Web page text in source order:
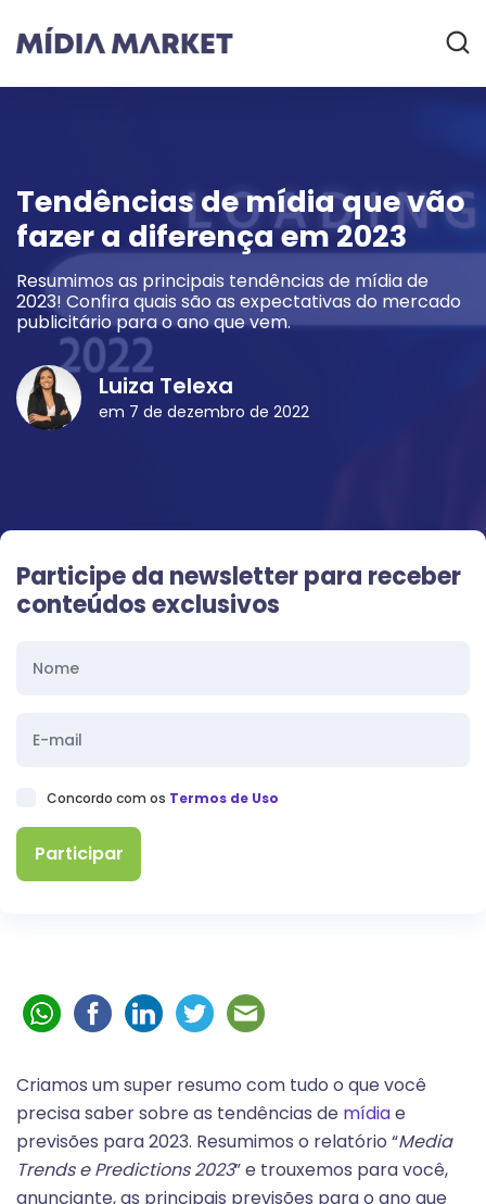
Tendências de mídia que vão
fazer a diferença em 2023
Resumimos as principais tendências de mídia de
2023! Confira quais são as expectativas do mercado
publicitário para o ano que vem.
Luiza Telexa
em 7 de dezembro de 2022
Participe da newsletter para receber
conteúdos exclusivos
Concordo com os Termos de Uso
Criamos um super resumo com tudo o que você
precisa saber sobre as tendências de mídiae
previsões para 2023. Resumimos o relatório “Media
Trends e Predictions 2023” e trouxemos para você,
anunciante, as principais previsões para o ano que